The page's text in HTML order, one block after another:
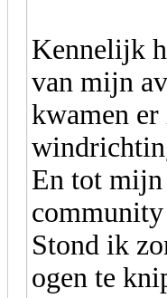
Kennelijk
van mijn
kwamen
En tot
community
Stond ik
ogen te